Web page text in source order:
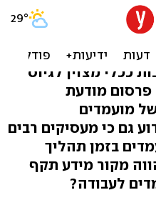
שלך ואולי
ככלי מצוין לגיוס
פרסום מודעת
מועמדים
גם כי מעסיקים רבים
בזמן תהליך
מקור מידע תקף
לעבודה?